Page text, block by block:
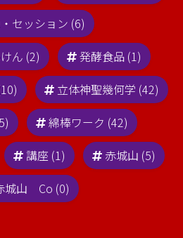
セッション (6)
ん (2)
発酵食品 (1)
立体神聖幾何学 (42)
綿棒ワーク (42)
講座 (1)
赤城山 (5)
城山 Co (0)